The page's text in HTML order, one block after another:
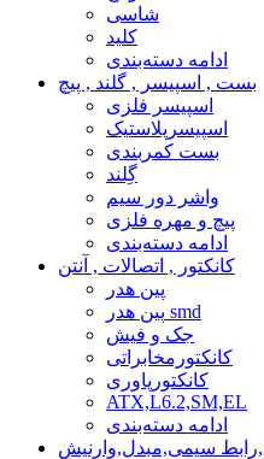
شاسی
کلید
ادامه دسته‌بندی
بست , اسپیسر , گلند , پیچ
اسپیسر فلزی
اسپیسرپلاستیک
بست کمربندی
گِلند
واشر دور سیم
پیچ و مهره فلزی
ادامه دسته‌بندی
کانکتور , اتصالات , آنتن
پین هدر
پین هدر smd
جک و فیش
کانکتورمخابراتی
کانکتورپاوری
ATX,L6.2,SM,EL
ادامه دسته‌بندی
سیمی,مبدل,وارنیش